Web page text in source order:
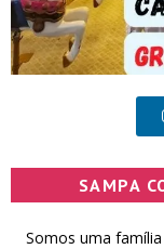
SAMPA
Somos uma